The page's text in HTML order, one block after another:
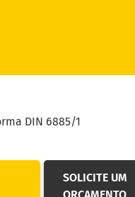
Acoplamentos Elásticos
Contra Recuos
DIN 6885/1
SOLICITE UM